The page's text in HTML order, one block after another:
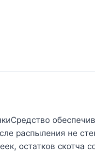
распыления не
остатков